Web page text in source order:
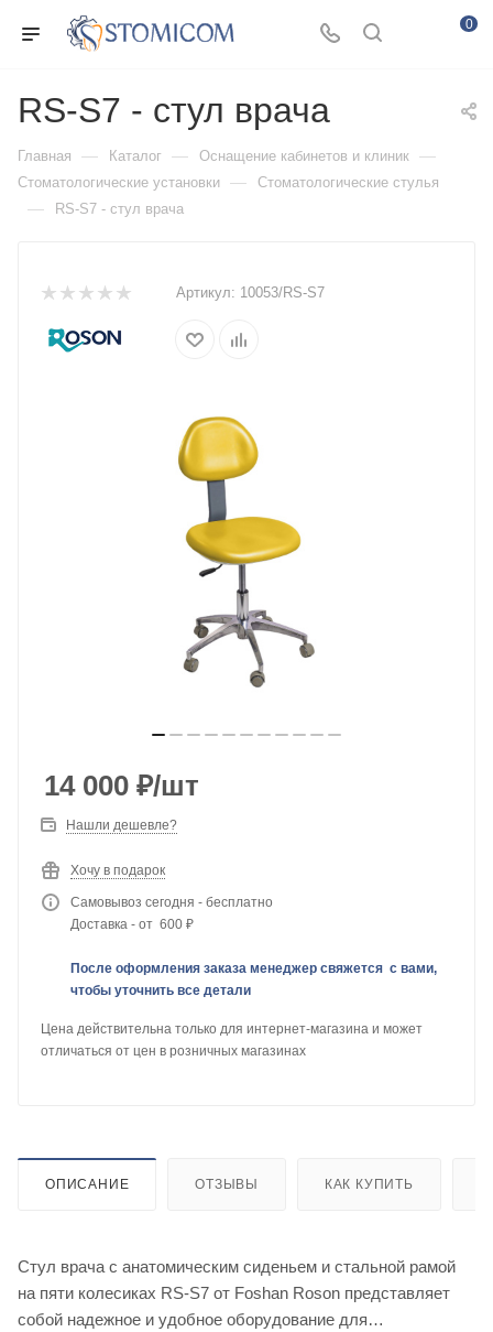
0
RS-S7 - стул врача
Главная — Каталог — Оснащение кабинетов и клиник —
Стоматологические установки — Стоматологические стулья
— RS-S7 - стул врача
Артикул: 10053/RS-S7
14 000 ₽/шт
Нашли дешевле?
Хочу в подарок
Самовывоз сегодня - бесплатно
Доставка - от 600 ₽
После оформления заказа менеджер свяжется с вами,
чтобы уточнить все детали
Цена действительна только для интернет-магазина и может
отличаться от цен в розничных магазинах
ОПИСАНИЕ ОТЗЫВЫ КАК КУПИТЬ
Стул врача с анатомическим сиденьем и стальной рамой
на пяти колесиках RS-S7 от Foshan Roson представляет
собой надежное и удобное оборудование для